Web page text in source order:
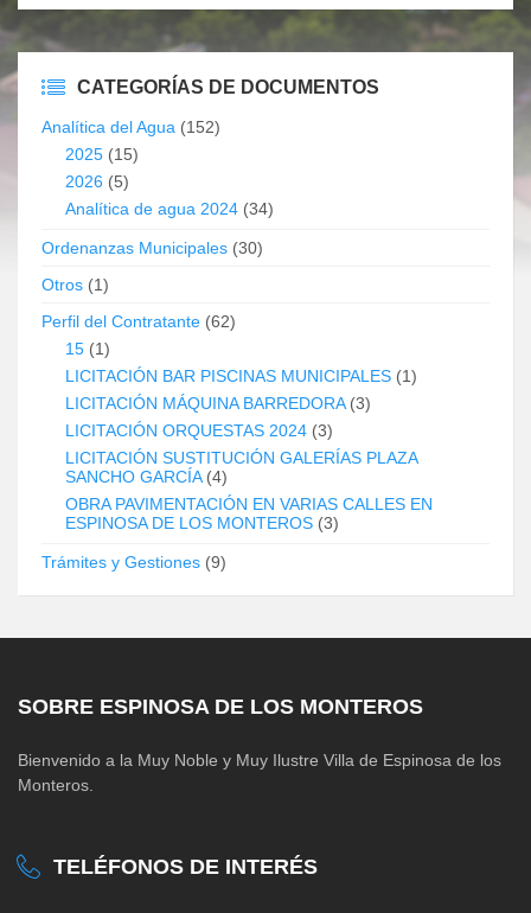
CATEGORÍAS DE DOCUMENTOS
Analítica del Agua (152)
2025 (15)
2026 (5)
Analítica de agua 2024 (34)
Ordenanzas Municipales (30)
Otros (1)
Perfil del Contratante (62)
15 (1)
LICITACIÓN BAR PISCINAS MUNICIPALES (1)
LICITACIÓN MÁQUINA BARREDORA(3)
LICITACIÓN ORQUESTAS 2024 (3)
LICITACIÓN SUSTITUCIÓN GALERÍAS PLAZA
SANCHO GARCÍA(4)
OBRA PAVIMENTACIÓN EN VARIAS CALLES EN
ESPINOSA DE LOS MONTEROS (3)
Trámites y Gestiones (9)
SOBRE ESPINOSA DE LOS MONTEROS
Bienvenido a la Muy Noble y Muy Ilustre Villa de Espinosa de los
Monteros.
TELÉFONOS DE INTERÉS